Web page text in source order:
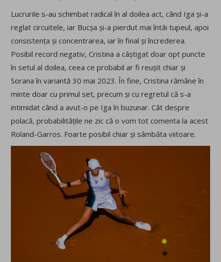
Lucrurile s-au schimbat radical în al doilea act, când Iga și-a
reglat circuitele, iar Bucșa și-a pierdut mai întâi tupeul, apoi
consistența și concentrarea, iar în final și încrederea.
Posibil record negativ, Cristina a câștigat doar opt puncte
în setul al doilea, ceea ce probabil ar fi reușit chiar și
Sorana în variantă 30 mai 2023. În fine, Cristina rămâne în
minte doar cu primul set, precum și cu regretul că s-a
intimidat când a avut-o pe Iga în buzunar. Cât despre
polacă, probabilitățile ne zic că o vom tot comenta la acest
Roland-Garros. Foarte posibil chiar și sâmbăta viitoare.